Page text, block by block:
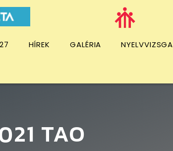
HÍREK GALÉRIA NYELVVIZSGA
TAO